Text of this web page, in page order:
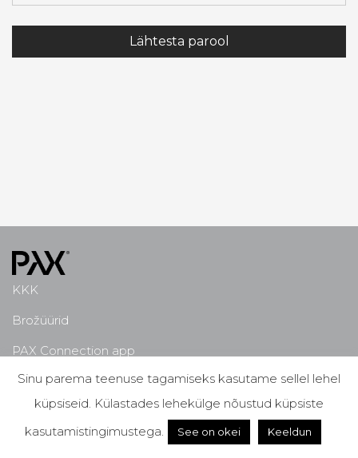
Lähtesta parool
KKK
Brožüürid
PAX Connection app
Miks PAX?
Sinu parema teenuse tagamiseks kasutame sellel lehel
küpsiseid. Külastades lehekülge nõustud küpsiste
kasutamistingimustega.
See on okei Keeldun